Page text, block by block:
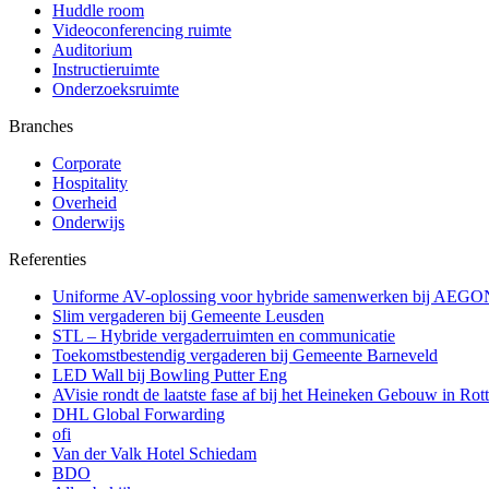
Huddle room
Videoconferencing ruimte
Auditorium
Instructieruimte
Onderzoeksruimte
Branches
Corporate
Hospitality
Overheid
Onderwijs
Referenties
Uniforme AV-oplossing voor hybride samenwerken bij
Slim vergaderen bij Gemeente Leusden
STL – Hybride vergaderruimten en communicatie
Toekomstbestendig vergaderen bij Gemeente Barneveld
LED Wall bij Bowling Putter Eng
AVisie rondt de laatste fase af bij het Heineken Gebouw in
DHL Global Forwarding
ofi
Van der Valk Hotel Schiedam
BDO